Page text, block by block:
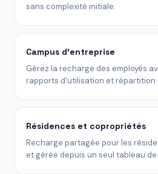
sans complexité initiale.
Campus d'entreprise
Gérez la recharge des employés
rapports d'utilisation et répartition
Résidences et copropriétés
Recharge partagée pour les
et gérée depuis un seul tableau de